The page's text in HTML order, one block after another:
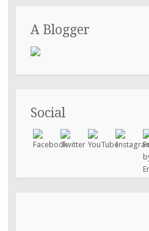
A Blogger
Social